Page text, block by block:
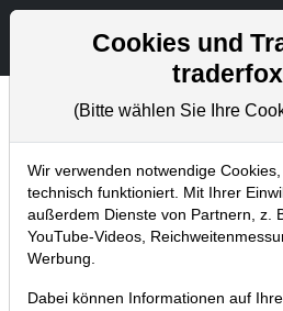
Aktuelles
Home Blog Aktuelles
Neues aus der
Trefferquoten!
Cookies und
(Bitte wählen Sie Ihre
Wir verwenden notwendige
technisch funktioniert. Mit Ihrer
außerdem Dienste von Partnern, z.
YouTube-Videos,
Werbung.
Dabei können Informationen auf